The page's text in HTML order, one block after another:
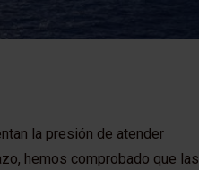
la presión de atender
hemos comprobado que las